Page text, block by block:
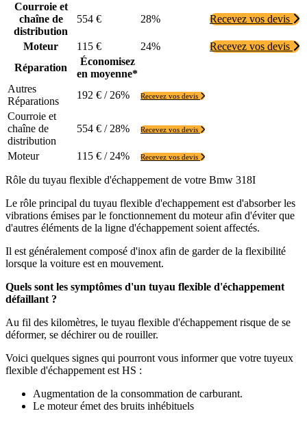
Courroie et
chaîne de
distribution
554 € 28% Recevez vos devis
Moteur 115 € 24%
Recevez vos devis
Réparation
Économisez
en moyenne*
Autres
Réparations
192 € / 26% Recevez vos devis
Courroie et
chaîne de
distribution
554 € / 28% Recevez vos devis
Moteur 115 € / 24% Recevez vos devis
Rôle du tuyau flexible d'échappement de votre Bmw 318I
Le rôle principal du tuyau flexible d'echappement est d'absorber les
vibrations émises par le fonctionnement du moteur afin d'éviter que
d'autres éléments de la ligne d'échappement soient affectés.
Il est généralement composé d'inox afin de garder de la flexibilité
lorsque la voiture est en mouvement.
Quels sont les symptômes d'un tuyau flexible d'échappement
défaillant ?
Au fil des kilomètres, le tuyau flexible d'échappement risque de se
déformer, se déchirer ou de rouiller.
Voici quelques signes qui pourront vous informer que votre tuyeux
flexible d'échappement est HS :
Augmentation de la consommation de carburant.
Le moteur émet des bruits inhébituels